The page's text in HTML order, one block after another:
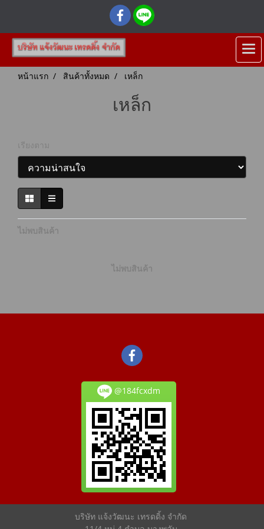
หน้าแรก สินค้าทั้งหมด เหล็ก
เหล็ก
เรียงตาม
ไม่พบสินค้า
ไม่พบสินค้า
@184fcxdm
บริษัท แจ้งวัฒนะ เทรดดิ้ง จำกัด